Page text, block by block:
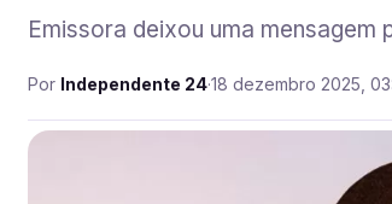
Emissora deixou uma
Por Independente 24·18 dezembro 2025,